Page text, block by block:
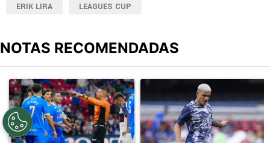
ERIK LIRA LEAGUES CUP
NOTAS RECOMENDADAS
Un artículo de tendencia con el título "Cruz Azul 2-3 Atlante:
Un artículo de tendencia con